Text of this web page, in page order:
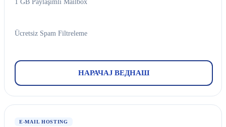
1 GB Paylaşımlı Mailbox
Ücretsiz Spam Filtreleme
НАРАЧАЈ ВЕДНАШ
E-MAIL HOSTING